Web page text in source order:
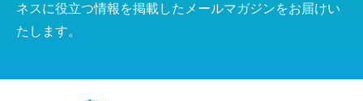
ネスに役立つ情報を掲載したメールマガジンをお届けい
たします。